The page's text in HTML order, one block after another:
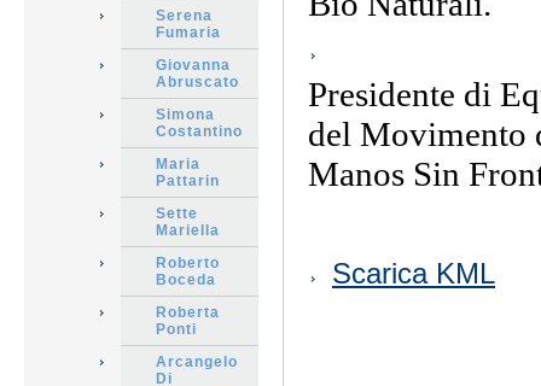
Serena
Fumaria
Giovanna
Abruscato
Simona
Costantino
Maria
Pattarin
Sette
Mariella
Roberto
Boceda
Roberta
Ponti
Arcangelo
Di
Presidente di
del Movimento
Manos Sin
sul
documento
Scarica KML